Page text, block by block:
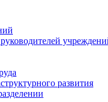
развития